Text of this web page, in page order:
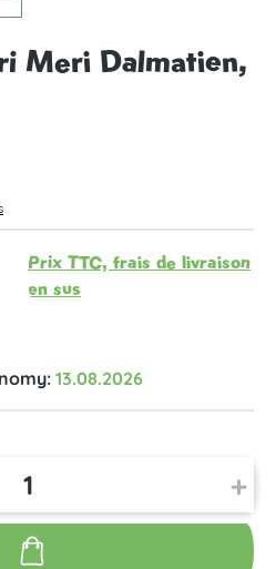
Meri Dalmatien,
Prix TTC, frais de livraison
en sus
13.08.2026